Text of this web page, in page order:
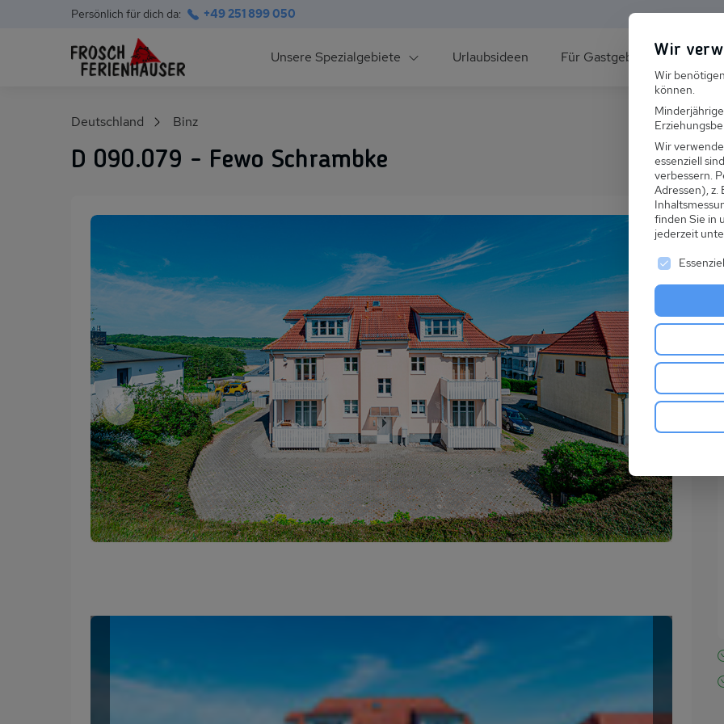
Persönlich für dich da: +49 251 899 050
Hauptnavigation
Unsere Spezialgebiete
Polnische Ostsee
Skihütten & Chalets im Winter
Gruppenhäuser für den Skiurlaub
Urlaubsideen Für Gastgeber Über
Deutschland Binz
D 090.079 - Fewo Schrambke
Wir
Wir
können.
Wir
essenziell
verbessern.
Adressen), z.
finden Sie in
jederzeit
Es folgt